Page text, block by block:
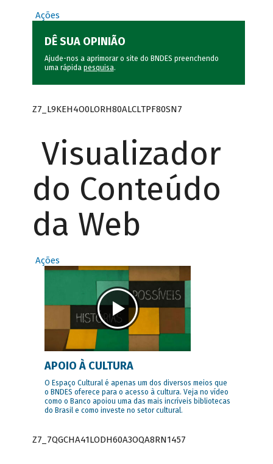
Ações
DÊ SUA OPINIÃO
Ajude-nos a aprimorar o site do BNDES preenchendo
uma rápida pesquisa.
Z7_L9KEH4O0LORH80ALCLTPF80SN7
Visualizador
do Conteúdo
da Web
Ações
APOIO À CULTURA
O Espaço Cultural é apenas um dos diversos meios que
o BNDES oferece para o acesso à cultura. Veja no vídeo
como o Banco apoiou uma das mais incríveis bibliotecas
do Brasil e como investe no setor cultural.
Z7_7QGCHA41LODH60A3OQA8RN1457